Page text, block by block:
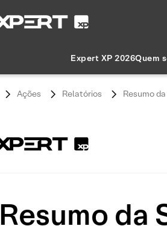
Expert XP 2026Quem
Ações Relatórios Resumo
Resumo da